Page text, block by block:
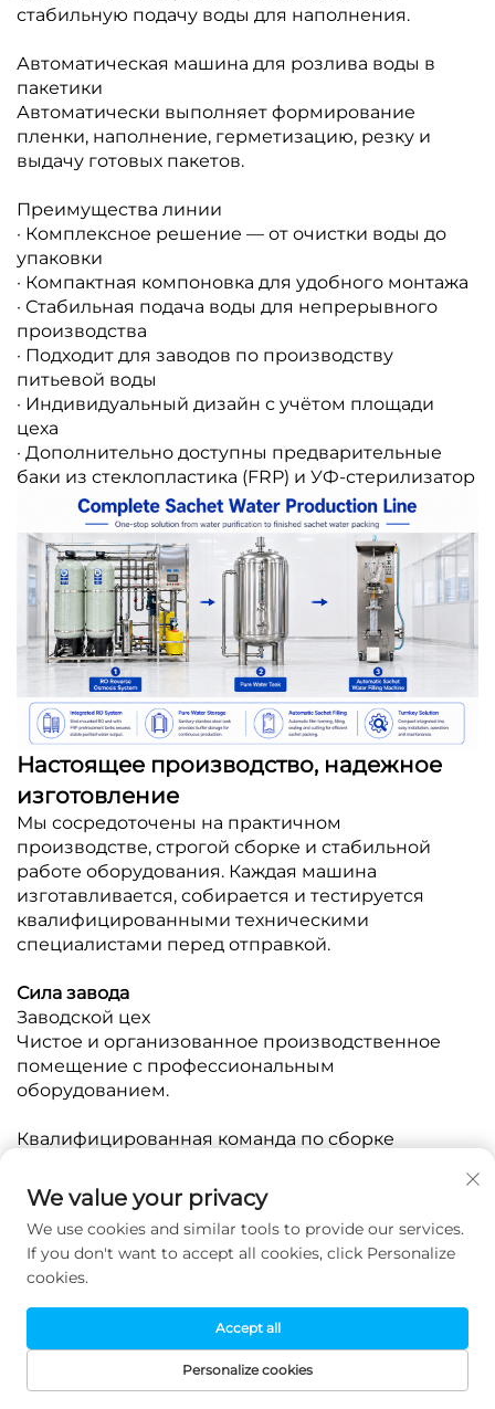
стабильную подачу воды для наполнения.
Автоматическая машина для розлива воды в
пакетики
Автоматически выполняет формирование
пленки, наполнение, герметизацию, резку и
выдачу готовых пакетов.
Преимущества линии
· Комплексное решение — от очистки воды до
упаковки
· Компактная компоновка для удобного монтажа
· Стабильная подача воды для непрерывного
производства
· Подходит для заводов по производству
питьевой воды
· Индивидуальный дизайн с учётом площади
цеха
· Дополнительно доступны предварительные
баки из стеклопластика (FRP) и УФ-стерилизатор
Настоящее производство, надежное
изготовление
Мы сосредоточены на практичном
производстве, строгой сборке и стабильной
работе оборудования. Каждая машина
изготавливается, собирается и тестируется
квалифицированными техническими
специалистами перед отправкой.
Сила завода
Заводской цех
Чистое и организованное производственное
помещение с профессиональным
оборудованием.
Квалифицированная команда по сборке
собирают и настраивают каждую машину.
Тестирование машины
Каждая машина проходит испытания для
обеспечения стабильной работы перед
отгрузкой.
Контроль качества
ДОМАШНЯЯ
ЭЛЕКТРОННАЯ
We value your privacy
We use cookies and similar tools to provide our services.
If you don't want to accept all cookies, click Personalize
cookies.
Personalize cookies
Accept all